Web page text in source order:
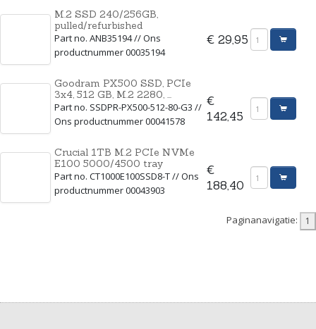
M.2 SSD 240/256GB,
pulled/refurbished
Part no. ANB35194 // Ons
productnummer 00035194
€ 29,95
Goodram PX500 SSD, PCIe
3x4, 512 GB, M.2 2280, ...
Part no. SSDPR-PX500-512-80-G3 //
Ons productnummer 00041578
€
142,45
Crucial 1TB M.2 PCIe NVMe
E100 5000/4500 tray
Part no. CT1000E100SSD8-T // Ons
productnummer 00043903
€
188,40
Paginanavigatie: